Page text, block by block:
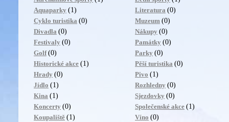
Aquaparky (1)
Cyklo turistika (0)
Divadla (0)
Festivaly (0)
Golf (0)
Historické akce (1)
Hrady (0)
Jídlo (1)
Kina (1)
Koncerty (0)
Koupaliště (1)
Literatura (0)
Muzeum (0)
Nákupy (0)
Památky (0)
Parky (0)
Pěší turistika (0)
Pivo (1)
Rozhledny (0)
Sjezdovky (0)
Společenské akce (1)
Víno (0)